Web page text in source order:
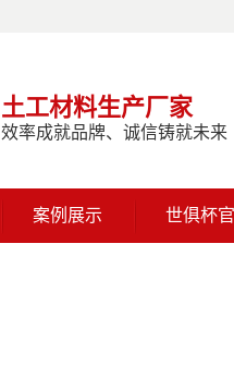
土工材料生产厂家
效率成就品牌、诚信铸就未来
案例展示 世俱杯